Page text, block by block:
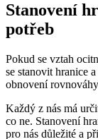
Stanovení
potřeb
Pokud se vztah
se stanovit hranice
obnovení
Každý z nás má
co ne. Stanovení
pro nás důležité a